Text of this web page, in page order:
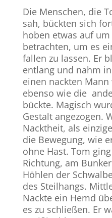
Die Menschen, die
sah, bückten sich
hoben etwas auf um
betrachten, um es
fallen zu lassen. Er
entlang und nahm
einen nackten
ebenso wie die
bückte. Magisch
Gestalt angezogen.
Nacktheit, als
die Bewegung, wie
ohne Hast. Tom
Richtung, am
Höhlen der
des Steilhangs.
Nackte ein Hemd
es zu schließen. Er